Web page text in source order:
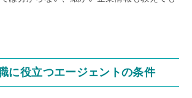
に役立つエージェントの条件